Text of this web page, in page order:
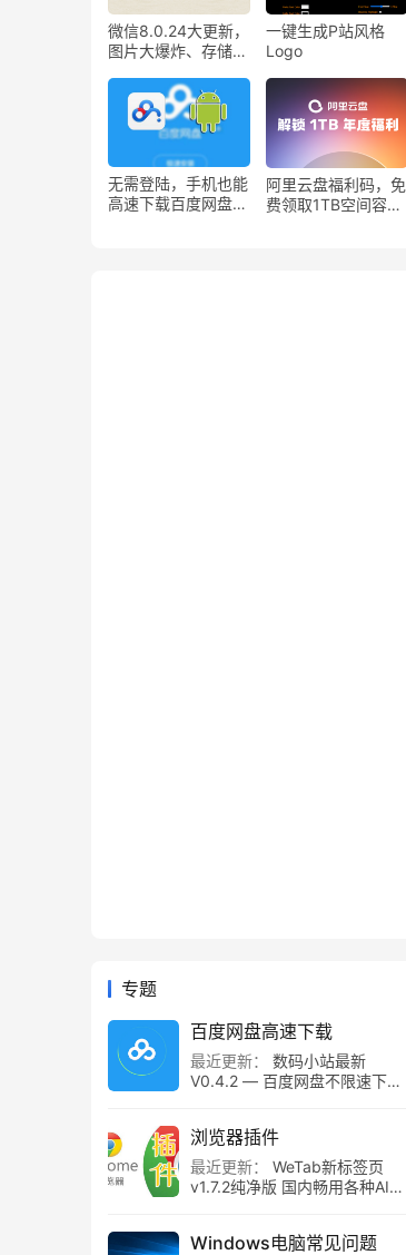
微信8.0.24大更新，
图片大爆炸、存储空
限额
一键生成P站风格
Logo
无需登陆，手机也能
高速下载百度网盘内
阿里云盘福利码，免
费领取1TB空间容
专题
百度网盘高速下载
最近更新：
数码小站最新
V0.4.2 — 百度网盘不限速下载
浏览器插件
最近更新：
WeTab新标签页
v1.7.2纯净版 国内畅用各种AI组
Windows电脑常见问题